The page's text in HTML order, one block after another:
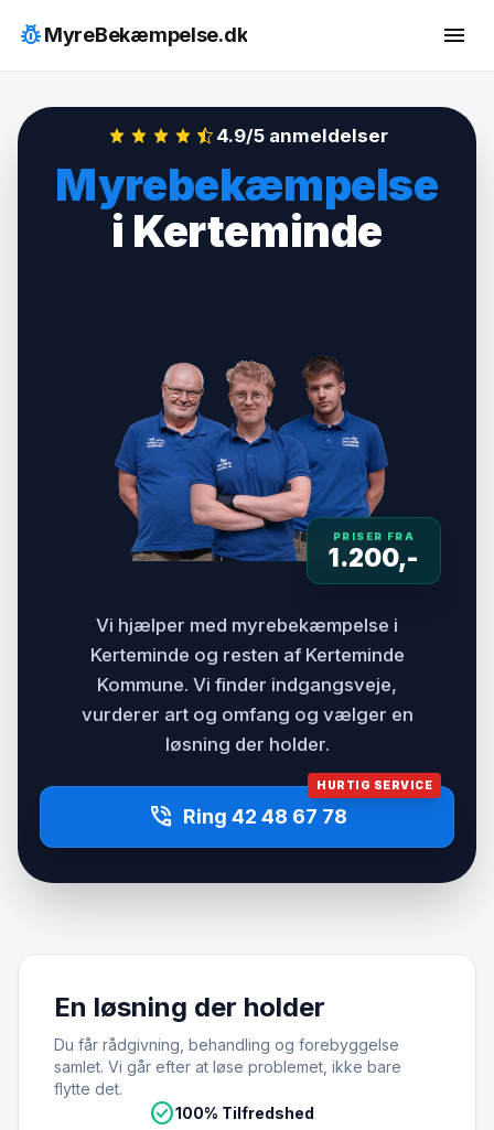
indhold
pest_controlMyreBekæmpelse.dk menu
4.9/5 anmeldelser
Myrebekæmpelse
i Kerteminde
PRISER FRA
1.200,-
Vi hjælper med myrebekæmpelse i
Kerteminde og resten af Kerteminde
Kommune. Vi finder indgangsveje,
vurderer art og omfang og vælger en
løsning der holder.
HURTIG SERVICE
phone_in_talk Ring 42 48 67 78
En løsning der holder
Du får rådgivning, behandling og forebyggelse
samlet. Vi går efter at løse problemet, ikke bare
flytte det.
check_circle100% Tilfredshed